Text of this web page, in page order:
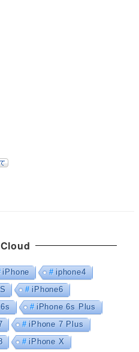
iPhone
iphone4
iPhone6
iPhone 6s Plus
iPhone 7 Plus
iPhone X